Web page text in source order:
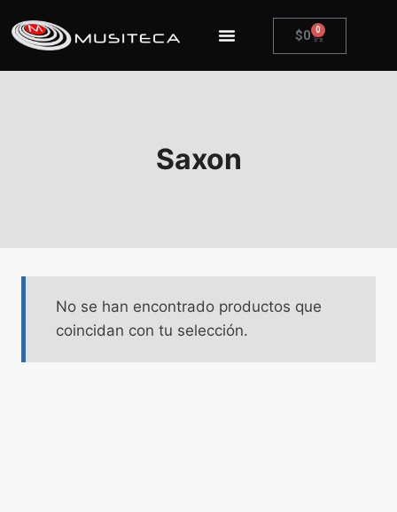
$0 0
Saxon
No se han encontrado productos que
coincidan con tu selección.